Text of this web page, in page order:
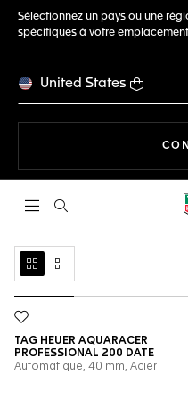
Sélectionnez un pays ou une
spécifiques à votre
United States
Ouvrir la barre de